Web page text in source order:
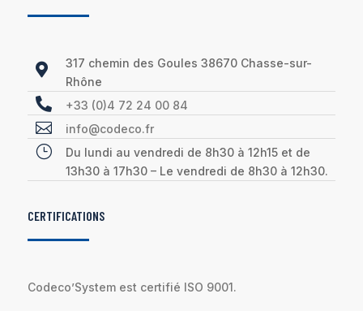

317 chemin des Goules 38670 Chasse-sur-
Rhône
 +33 (0)4 72 24 00 84
 info@codeco.fr
}
Du lundi au vendredi de 8h30 à 12h15 et de
13h30 à 17h30 – Le vendredi de 8h30 à 12h30.
CERTIFICATIONS
Codeco’System est certifié ISO 9001.